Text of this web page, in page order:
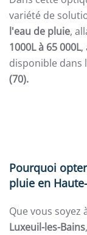
variété de
l'eau de pluie,
1000L à 65 000L,
disponible dans
(70).
Pourquoi
pluie en
Que vous soyez
Luxeuil-les-Bains,